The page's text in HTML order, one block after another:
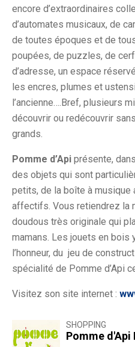
encore d’extraordinaires
d’automates musicaux, de
de toutes époques et de
poupées, de puzzles, de
d’adresse, un espace
les encres, plumes et
l’ancienne….Bref, plusieurs
découvrir ou redécouvrir
grands.
Pomme d’Api présente,
des objets qui sont
petits, de la boîte à musique
affectifs. Vous retiendrez la
doudous très originale qui
mamans. Les jouets en bois
l’honneur, du jeu de
spécialité de Pomme d’Api
Visitez son site internet :
SHOPPING
Pomme